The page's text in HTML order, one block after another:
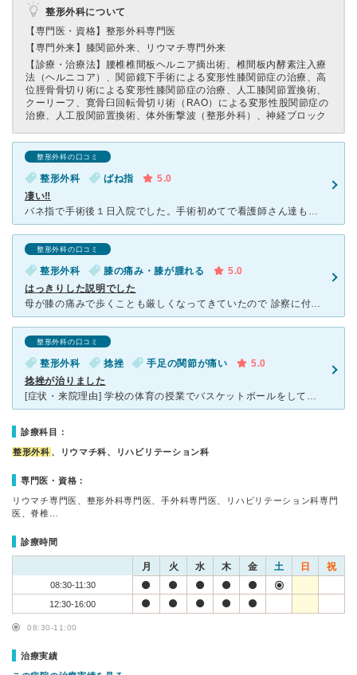
整形外科について
【専門医・資格】 整形外科専門医
【専門外来】
膝関節外来、リウマチ専門外来
【診療・治療法】
腰椎椎間板ヘルニア摘出術、椎間板内酵素注入療
法（ヘルニコア）、関節鏡下手術による変形性膝関節症の治療、高
位脛骨骨切り術による変形性膝関節症の治療、人工膝関節置換術、
クーリーフ、寛骨臼回転骨切り術（RAO）による変形性股関節症の
治療、人工股関節置換術、体外衝撃波（整形外科）、神経ブロック
整形外科の口コミ
整形外科 ばね指
5.0
凄い‼︎
バネ指で手術後１日入院でした。手術初めてで看護師さん達もめっちゃ優しくて、配膳業務までやってる〜凄い‼︎ 本当にいたれりつくせりで、手術するなら絶対この病院‼︎ しっかりと看護して頂きました。
整形外科の口コミ
整形外科 膝の痛み・膝が腫れる
5.0
はっきりした説明でした
母が膝の痛みで歩くことも厳しくなってきていたので 診察に付き添って受診しました 注射とかで治らず曲がってきていたので悩んでいましたが レントゲンだけで、はっきりと治療法と合併症を示してくれました
整形外科の口コミ
整形外科 捻挫 手足の関節が痛い
5.0
捻挫が治りました
[症状・来院理由] 学校の体育の授業でバスケットボールをしておりクラスメイトとの接触の際に足首を内側に捻り病院にいきました。同じ個所を２度目だったのでかなり痛かったのですが捻挫ですみました。 [医
診療科目：
整形外科 、リウマチ科、リハビリテーション科
専門医・資格：
リウマチ専門医、整形外科専門医、手外科専門医、リハビリテーション科専門
医、脊椎…
診療時間
月 火 水 木 金 土 日 祝
08:30-11:30
12:30-16:00
08:30-11:00
治療実績